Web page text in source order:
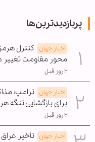
پربازدیدترین‌ها
اخبار جهان کنترل
محور مقاومت تغییر
۲ روز قبل
اخبار جهان ترامپ:
برای بازگشایی تنگه
۲ روز قبل
اخبار جهان تأخیر عراق